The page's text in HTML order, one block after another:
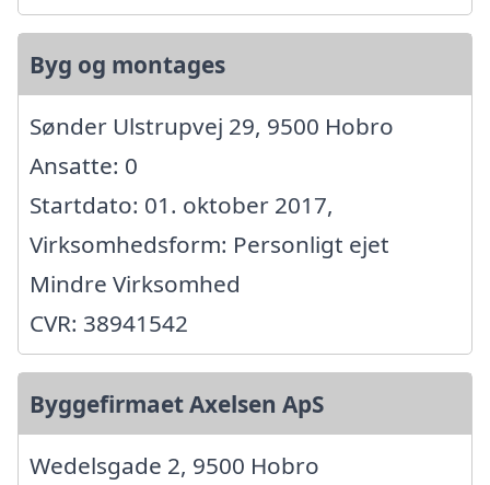
Byg og montages
Sønder Ulstrupvej 29, 9500 Hobro
Ansatte: 0
Startdato: 01. oktober 2017,
Virksomhedsform: Personligt ejet
Mindre Virksomhed
CVR: 38941542
Byggefirmaet Axelsen ApS
Wedelsgade 2, 9500 Hobro